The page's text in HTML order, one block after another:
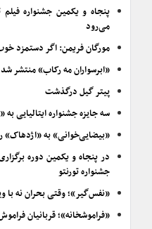
پنجاه و یکمین جشنواره فیلم
می‌رود
مورگان فریمن: اگر دستمزد
«ابرسواران مه رکاب» منتشر شد
پیتر گیل درگذشت
سه جایزه جشنواره ایتالیایی به
«بیضایی‌خوانی» به «اژدهاک»
در پنجاه و یکمین دوره
جشنواره تورنتو
«نفس‌گیر»؛ وقتی بحران نه با
«فراموشخانه»؛ قربانیان